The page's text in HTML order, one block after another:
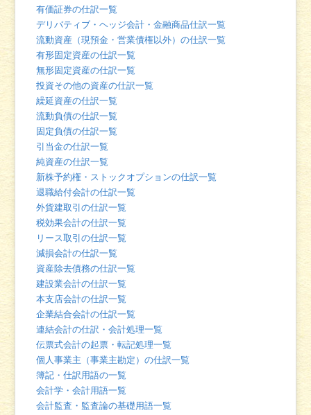
有価証券の仕訳一覧
デリバティブ・ヘッジ会計・金融商品仕訳一覧
流動資産（現預金・営業債権以外）の仕訳一覧
有形固定資産の仕訳一覧
無形固定資産の仕訳一覧
投資その他の資産の仕訳一覧
繰延資産の仕訳一覧
流動負債の仕訳一覧
固定負債の仕訳一覧
引当金の仕訳一覧
純資産の仕訳一覧
新株予約権・ストックオプションの仕訳一覧
退職給付会計の仕訳一覧
外貨建取引の仕訳一覧
税効果会計の仕訳一覧
リース取引の仕訳一覧
減損会計の仕訳一覧
資産除去債務の仕訳一覧
建設業会計の仕訳一覧
本支店会計の仕訳一覧
企業結合会計の仕訳一覧
連結会計の仕訳・会計処理一覧
伝票式会計の起票・転記処理一覧
個人事業主（事業主勘定）の仕訳一覧
簿記・仕訳用語の一覧
会計学・会計用語一覧
会計監査・監査論の基礎用語一覧